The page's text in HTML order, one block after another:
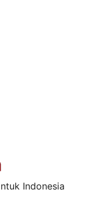
Indonesia